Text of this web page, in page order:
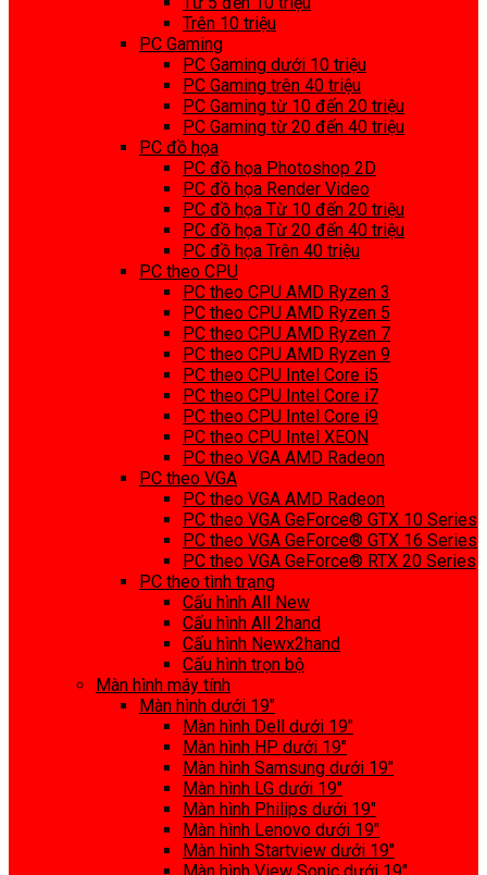
Trên 10 triệu
PC Gaming
PC Gaming dưới 10 triệu
PC Gaming trên 40 triệu
PC Gaming từ 10 đến 20 triệu
PC Gaming từ 20 đến 40 triệu
PC đồ họa
PC đồ họa Photoshop 2D
PC đồ họa Render Video
PC đồ họa Từ 10 đến 20 triệu
PC đồ họa Từ 20 đến 40 triệu
PC đồ họa Trên 40 triệu
PC theo CPU
PC theo CPU AMD Ryzen 3
PC theo CPU AMD Ryzen 5
PC theo CPU AMD Ryzen 7
PC theo CPU AMD Ryzen 9
PC theo CPU Intel Core i5
PC theo CPU Intel Core i7
PC theo CPU Intel Core i9
PC theo CPU Intel XEON
PC theo VGA AMD Radeon
PC theo VGA
PC theo VGA AMD Radeon
PC theo VGA GeForce® GTX 10 Series
PC theo VGA GeForce® GTX 16 Series
PC theo VGA GeForce® RTX 20 Series
PC theo tình trạng
Cấu hình All New
Cấu hình All 2hand
Cấu hình Newx2hand
Cấu hình trọn bộ
Màn hình máy tính
Màn hình dưới 19″
Màn hình Dell dưới 19″
Màn hình HP dưới 19″
Màn hình Samsung dưới 19″
Màn hình LG dưới 19″
Màn hình Philips dưới 19″
Màn hình Lenovo dưới 19″
Màn hình Startview dưới 19″